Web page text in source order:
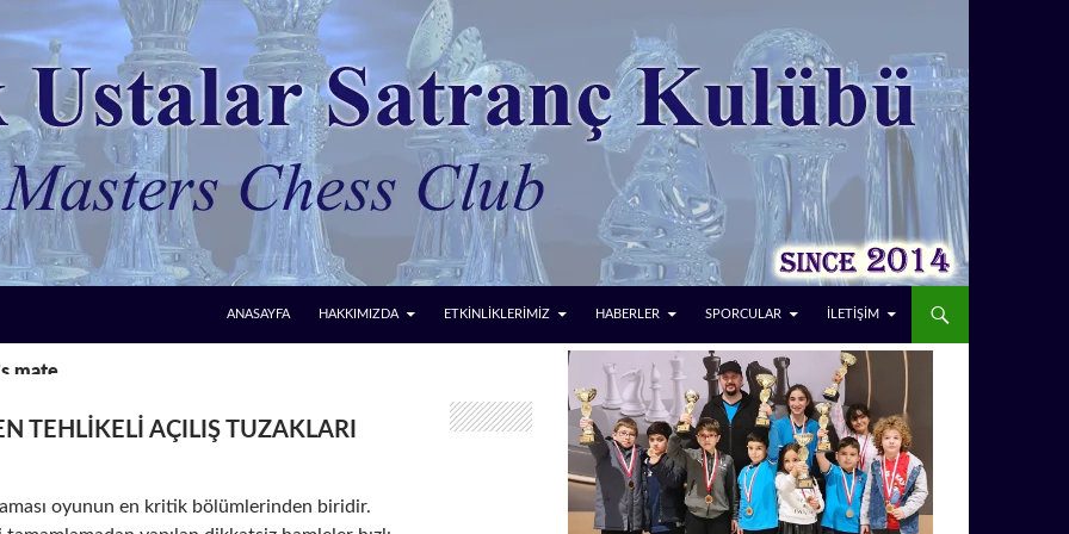
ANASAYFA HAKKIMIZDA ETKİNLİKLERİMİZ HABERLER SPORCULAR İLETİŞİM
mate
TEHLIKELI AÇILIŞ TUZAKLARI
oyunun en kritik bölümlerinden biridir.